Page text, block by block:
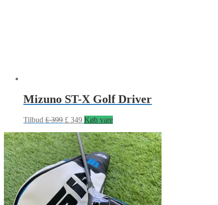
Mizuno ST-X Golf Driver
Tilbud £399 £ 349 Køb vare